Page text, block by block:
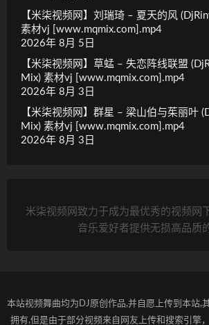
【米柒视频网】刘瑞琦 – 夏天的风
素材vj [www.mqmix.com].mp4
2026年 8月 5日
【米柒视频网】草蜢 – 失恋阵线联盟
Mix) 素材vj [www.mqmix.com].mp4
2026年 8月 3日
【米柒视频网】群星 – 梁山伯与茱丽叶
Mix) 素材vj [www.mqmix.com].mp4
2026年 8月 3日
米柒视频网致力于成为最优秀的视频网
音乐爱好者提供无损高品质
本站视频舞曲均为DJ原创作品,并自愿上传到本站,
拥有,但是由于部分视频来自网友上传和搜索引擎